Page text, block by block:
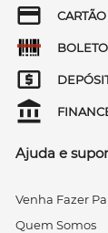
BOLETO
Ajuda e
Venha Fazer
Quem Somos